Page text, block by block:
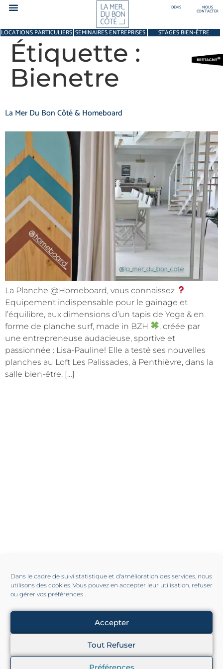
Dans le cadre de suivi statistique et d'amélioration des services, nous
utilisons des cookies. Vous pouvez en accepter leur utilisation, refuser
ou gérer vos préférences .
Accepter
Tout Refuser
Préférences
DEVIS NOUS
CONTACTER
LOCATIONS PARTICULIERS SEMINAIRES ENTREPRISES STAGES BIEN-ÊTRE
Étiquette :
Bienetre
La Mer Du Bon Côté & Homeboard
La Planche @Homeboard, vous connaissez
Equipement indispensable pour le gainage et
l’équilibre, aux dimensions d’un tapis de Yoga & en
forme de planche surf, made in BZH
, créée par
une entrepreneuse audacieuse, sportive et
passionnée : Lisa-Pauline! Elle a testé ses nouvelles
planches au Loft Les Palissades, à Penthièvre, dans la
salle bien-être, […]